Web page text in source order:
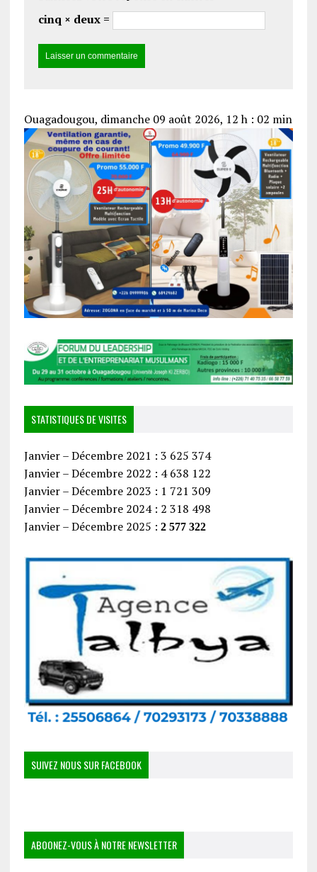
cinq × deux =
Ouagadougou, dimanche 09 août 2026, 12 h : 02 min
STATISTIQUES DE VISITES
Janvier – Décembre 2021 : 3 625 374
Janvier – Décembre 2022 : 4 638 122
Janvier – Décembre 2023 : 1 721 309
Janvier – Décembre 2024 : 2 318 498
Janvier – Décembre 2025 : 2 577 322
SUIVEZ NOUS SUR FACEBOOK
ABOONEZ-VOUS À NOTRE NEWSLETTER